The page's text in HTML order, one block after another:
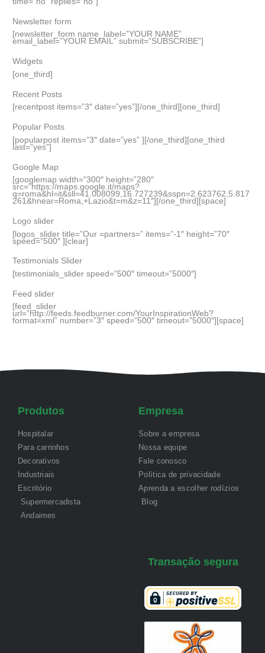
Newsletter form
[newsletter_form name_label=”YOUR NAME”
email_label=”YOUR EMAIL” submit=”SUBSCRIBE”]
Widgets
[one_third]
Recent Posts
[recentpost items=”3″ date=”yes”][/one_third][one_third]
Popular Posts
[popularpost items=”3″ date=”yes” ][/one_third][one_third
last=”yes”]
Google Map
[googlemap width=”300″ height=”280″
src=”https://maps.google.it/maps?
q=roma&hl=it&sll=41.008099,16.727239&sspn=2.623762,5.817
261&hnear=Roma,+Lazio&t=m&z=11″][/one_third][space]
Logo slider
[logos_slider title=”Our =partners=” items=”-1″ height=”70″
speed=”500″ ][clear]
Testimonials Slider
[testimonials_slider speed=”500″ timeout=”5000″]
Feed slider
[feed_slider
url=”http://feeds.feedburner.com/YourInspirationWeb?
format=xml” number=”3″ speed=”500″ timeout=”5000″][space]
Produtos
Hospitalar
Para carrinhos
Decorativos
Industriais
Escritório
Supermercadista
Andaimes
Empresa
Sobre a empresa
Nossa equipe
Fale conosco
Política de privacidade
Aprenda a escolher rodízios
Blog
Transação segura